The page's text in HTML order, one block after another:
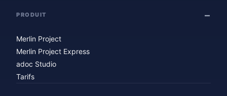
PRODUIT
Merlin Project
Merlin Project Express
adoc Studio
Tarifs